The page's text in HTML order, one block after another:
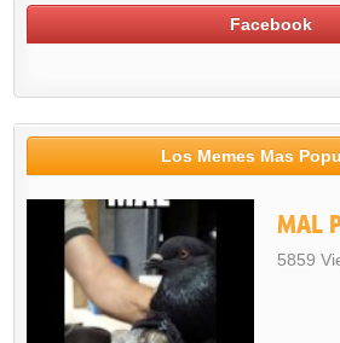
Facebook
Los Memes Mas
MAL
5859